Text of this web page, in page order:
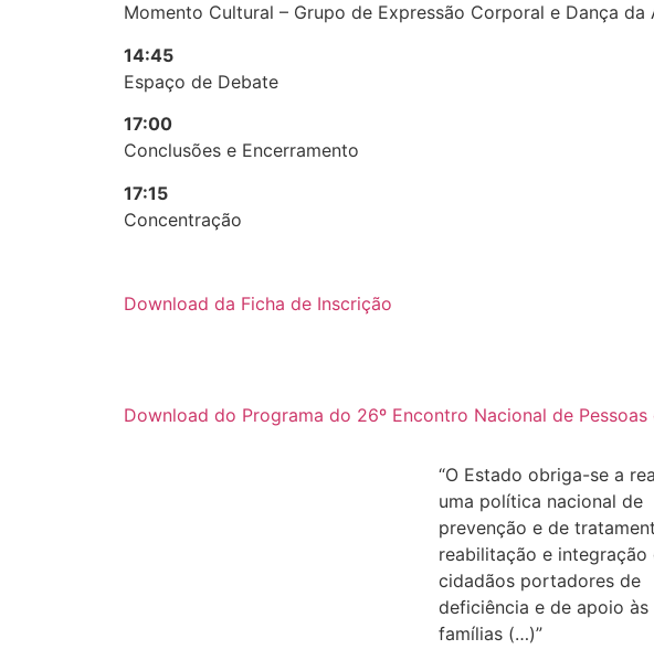
Momento Cultural – Grupo de Expressão Corporal e Dança da
14:45
Espaço de Debate
17:00
Conclusões e Encerramento
17:15
Concentração
Download da Ficha de Inscrição
Download do Programa do 26º Encontro Nacional de
“O Estado obriga-se a
uma política nacional de
prevenção e de
reabilitação e integração
cidadãos portadores de
deficiência e de apoio às
famílias (…)”